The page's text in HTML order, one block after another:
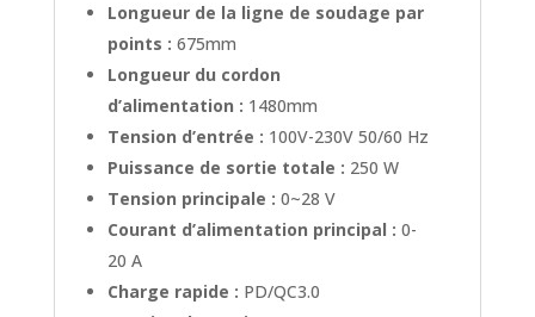
Longueur de la ligne de soudage par
points : 675mm
Longueur du cordon
d’alimentation : 1480mm
Tension d’entrée : 100V-230V 50/60 Hz
Puissance de sortie totale : 250 W
Tension principale : 0~28 V
Courant d’alimentation principal : 0-
20 A
Charge rapide : PD/QC3.0